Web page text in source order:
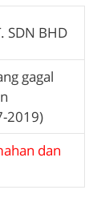
SDN BHD
gagal
2019)
dan